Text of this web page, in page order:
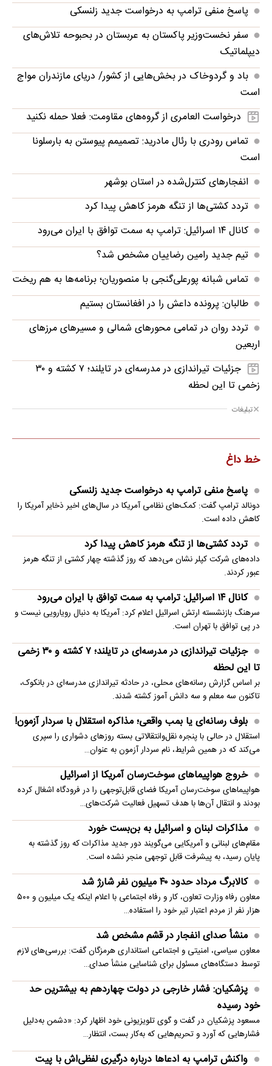
پاسخ منفی ترامپ به درخواست جدید زلنسکی
سفر نخست‌وزیر پاکستان به عربستان در بحبوحه تلاش‌های
دیپلماتیک
باد و گردوخاک در بخش‌هایی از کشور/ دریای مازندران مواج
است
درخواست العامری از گروه‌های مقاومت: فعلا حمله نکنید
تماس رودری با رئال مادرید: تصمیمم پیوستن به بارسلونا
است
انفجارهای کنترل‌شده در استان بوشهر
تردد کشتی‌ها از تنگه هرمز کاهش پیدا کرد
کانال ۱۴ اسرائیل: ترامپ به سمت توافق با ایران می‌رود
تیم جدید رامین رضاییان مشخص شد؟
تماس شبانه پورعلی‌گنجی با منصوریان؛ برنامه‌ها به هم ریخت
طالبان: پرونده داعش را در افغانستان بستیم
تردد روان در تمامی محورهای شمالی و مسیرهای مرزهای
اربعین
جزئیات تیراندازی در مدرسه‌ای در تایلند؛ ۷ کشته و ۳۰
زخمی تا این لحظه
تبلیغات
خط داغ
پاسخ منفی ترامپ به درخواست جدید زلنسکی
دونالد ترامپ گفت: کمک‌های نظامی آمریکا در سال‌های اخیر ذخایر آمریکا را
کاهش داده است.
تردد کشتی‌ها از تنگه هرمز کاهش پیدا کرد
داده‌های شرکت کپلر نشان می‌دهد که روز گذشته چهار کشتی از تنگه هرمز
عبور کردند.
کانال ۱۴ اسرائیل: ترامپ به سمت توافق با ایران می‌رود
سرهنگ بازنشسته ارتش اسرائیل اعلام کرد: آمریکا به دنبال رویارویی نیست و
در پی توافق با تهران است.
جزئیات تیراندازی در مدرسه‌ای در تایلند؛ ۷ کشته و ۳۰ زخمی
تا این لحظه
بر اساس گزارش رسانه‌های محلی، در حادثه تیراندازی مدرسه‌ای در بانکوک،
تاکنون سه معلم و سه دانش آموز کشته شدند.
بلوف رسانه‌ای یا بمب واقعی؛ مذاکره استقلال با سردار آزمون!
استقلال در حالی با پنجره نقل‌وانتقالاتی بسته روزهای دشواری را سپری
می‌کند که در همین شرایط، نام سردار آزمون به عنوان…
خروج هواپیماهای سوخت‌رسان آمریکا از اسرائیل
هواپیماهای سوخت‌رسان آمریکا فضای قابل‌توجهی را در فرودگاه اشغال کرده
بودند و انتقال آن‌ها با هدف تسهیل فعالیت شرکت‌های…
مذاکرات لبنان و اسرائیل به بن‌بست خورد
مقام‌های لبنانی و آمریکایی می‌گویند دور جدید مذاکرات که روز گذشته به
پایان رسید، به پیشرفت قابل توجهی منجر نشده است.
کالابرگ مرداد حدود ۴۰‌ میلیون نفر شارژ شد
معاون رفاه وزارت تعاون، کار و رفاه اجتماعی با اعلام اینکه یک میلیون و ۵۰۰
هزار نفر از مردم اعتبار تیر خود را استفاده…
منشأ صدای انفجار در قشم مشخص شد
معاون سیاسی، امنیتی و اجتماعی استانداری هرمزگان گفت: بررسی‌های لازم
توسط دستگاه‌های مسئول برای شناسایی منشأ صدای…
پزشکیان: فشار خارجی در دولت چهاردهم به بیشترین حد
خود رسیده
مسعود پزشکیان در گفت و گوی تلویزیونی خود اظهار کرد: «دشمن به‌دلیل
فشارهایی که آورد و تحریم‌هایی که به‌کار بست، انتظار…
واکنش ترامپ به ادعاها درباره درگیری لفظی‌اش با پیت